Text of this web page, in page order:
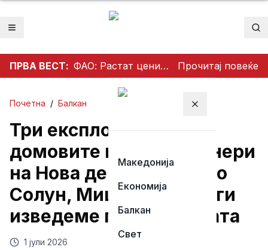
Отвори мени
ПРВА ВЕСТ: ФАО: Растат цените на храната во светот Прочитај повеќе
Затвори мени
Македонија
Економија
Балкан
Свет
Почетна / Балкан
Три експлозии пред
домовите на функционери
на Нова демократија во
Солун, Мицотакис: Ќе ги
изведеме пред правдата
1 јули 2026